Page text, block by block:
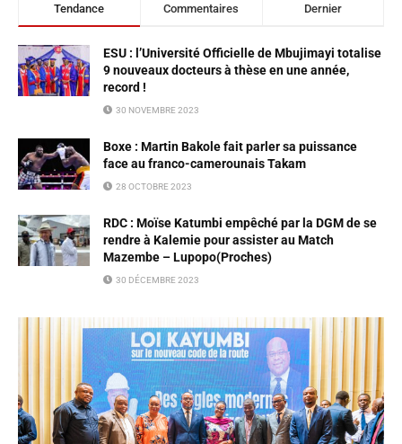
Tendance Commentaires Dernier
ESU : l’Université Officielle de Mbujimayi totalise
9 nouveaux docteurs à thèse en une année,
record !
30 NOVEMBRE 2023
Boxe : Martin Bakole fait parler sa puissance
face au franco-camerounais Takam
28 OCTOBRE 2023
RDC : Moïse Katumbi empêché par la DGM de se
rendre à Kalemie pour assister au Match
Mazembe – Lupopo(Proches)
30 DÉCEMBRE 2023